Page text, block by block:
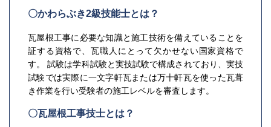
〇かわらぶき2級技能士とは？
瓦屋根工事に必要な知識と施工技術を備えていることを
証する資格で、瓦職人にとって欠かせない国家資格で
す。 試験は学科試験と実技試験で構成されており、実技
試験では実際に一文字軒瓦または万十軒瓦を使った瓦葺
き作業を行い受験者の施工レベルを審査します。
〇瓦屋根工事技士とは？